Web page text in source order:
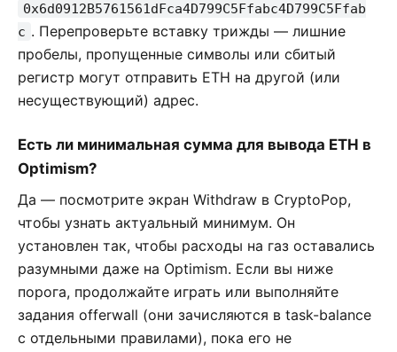
0x6d0912B5761561dFca4D799C5Ffabc4D799C5Ffab
c . Перепроверьте вставку трижды — лишние
пробелы, пропущенные символы или сбитый
регистр могут отправить ETH на другой (или
несуществующий) адрес.
Есть ли минимальная сумма для вывода ETH в
Optimism?
Да — посмотрите экран Withdraw в CryptoPop,
чтобы узнать актуальный минимум. Он
установлен так, чтобы расходы на газ оставались
разумными даже на Optimism. Если вы ниже
порога, продолжайте играть или выполняйте
задания offerwall (они зачисляются в task-balance
с отдельными правилами), пока его не